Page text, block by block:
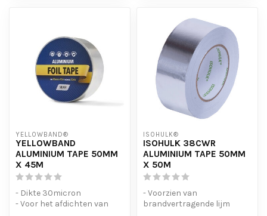
YELLOWBAND®
YELLOWBAND
ALUMINIUM TAPE 50MM
X 45M
- Dikte 30micron
- Voor het afdichten van
ISOHULK®
ISOHULK 38CWR
ALUMINIUM TAPE 50MM
X 50M
- Voorzien van
brandvertragende lijm